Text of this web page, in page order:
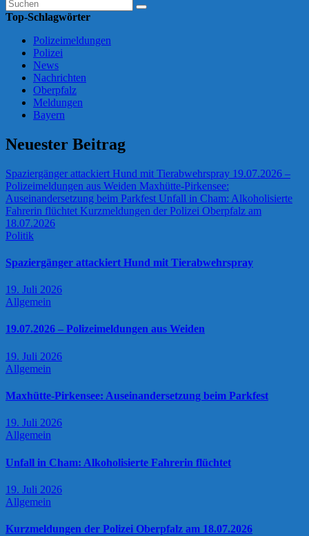
Top-Schlagwörter
Polizeimeldungen
Polizei
News
Nachrichten
Oberpfalz
Meldungen
Bayern
Neuester Beitrag
Spaziergänger attackiert Hund mit Tierabwehrspray 19.07.2026 –
Polizeimeldungen aus Weiden Maxhütte-Pirkensee:
Auseinandersetzung beim Parkfest Unfall in Cham: Alkoholisierte
Fahrerin flüchtet Kurzmeldungen der Polizei Oberpfalz am
18.07.2026
Politik
Spaziergänger attackiert Hund mit Tierabwehrspray
19. Juli 2026
Allgemein
19.07.2026 – Polizeimeldungen aus Weiden
19. Juli 2026
Allgemein
Maxhütte-Pirkensee: Auseinandersetzung beim Parkfest
19. Juli 2026
Allgemein
Unfall in Cham: Alkoholisierte Fahrerin flüchtet
19. Juli 2026
Allgemein
Kurzmeldungen der Polizei Oberpfalz am 18.07.2026